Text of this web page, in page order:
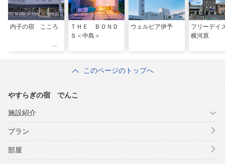
内子の宿 こころ
ＴＨＥ ＢＯＮＤ
Ｓ＜中島＞
ウェルピア伊予
フリーデイ
横河原
このページのトップへ
やすらぎの宿 でんこ
施設紹介
プラン
部屋